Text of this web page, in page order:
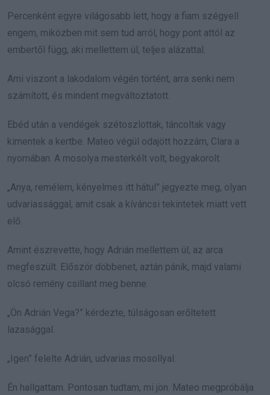
Percenként egyre világosabb lett, hogy a fiam szégyell
engem, miközben mit sem tud arról, hogy pont attól az
embertől függ, aki mellettem ül, teljes alázattal.
Ami viszont a lakodalom végén történt, arra senki nem
számított, és mindent megváltoztatott.
Ebéd után a vendégek szétoszlottak, táncoltak vagy
kimentek a kertbe. Mateo végül odajött hozzám, Clara a
nyomában. A mosolya mesterkélt volt, begyakorolt.
„Anya, remélem, kényelmes itt hátul” jegyezte meg, olyan
udvariassággal, amit csak a kíváncsi tekintetek miatt vett
elő.
Amint észrevette, hogy Adrián mellettem ül, az arca
megfeszült. Először döbbenet, aztán pánik, majd valami
olcsó remény csillant meg benne.
„Ön Adrián Vega?” kérdezte, túlságosan erőltetett
lazasággal.
„Igen” felelte Adrián, udvarias mosollyal.
Én hallgattam. Pontosan tudtam, mi jön. Mateo megpróbálja